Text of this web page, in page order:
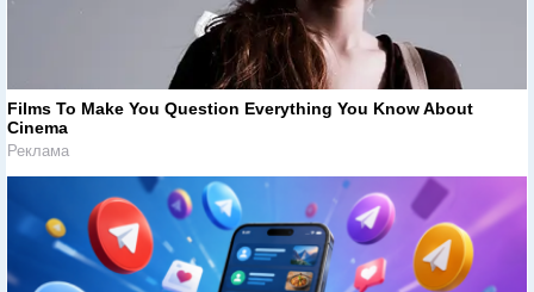
Films To Make You Question Everything You Know About
Cinema
Реклама